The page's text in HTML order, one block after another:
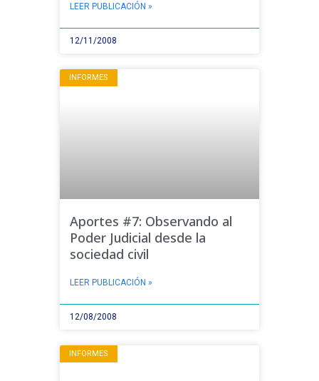
LEER PUBLICACIÓN »
12/11/2008
INFORMES
Aportes #7: Observando al
Poder Judicial desde la
sociedad civil
LEER PUBLICACIÓN »
12/08/2008
INFORMES